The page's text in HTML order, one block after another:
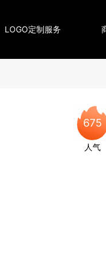
LOGO定制服务
675
人气